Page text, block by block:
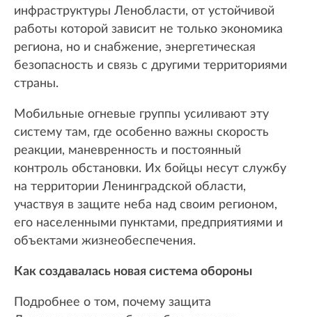
инфраструктуры Ленобласти, от устойчивой
работы которой зависит не только экономика
региона, но и снабжение, энергетическая
безопасность и связь с другими территориями
страны.
Мобильные огневые группы усиливают эту
систему там, где особенно важны скорость
реакции, маневренность и постоянный
контроль обстановки. Их бойцы несут службу
на территории Ленинградской области,
участвуя в защите неба над своим регионом,
его населенными пунктами, предприятиями и
объектами жизнеобеспечения.
Как создавалась новая система обороны
Подробнее о том, почему защита